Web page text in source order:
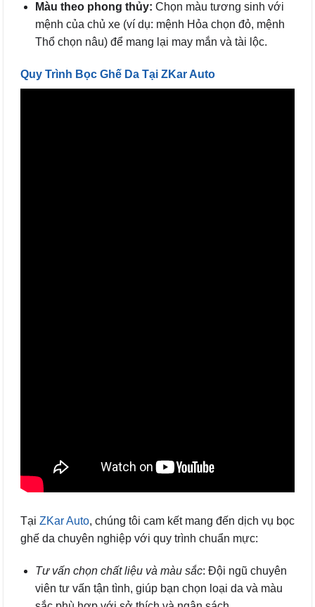
Màu theo phong thủy: Chọn màu tương sinh với
mệnh của chủ xe (ví dụ: mệnh Hỏa chọn đỏ, mệnh
Thổ chọn nâu) để mang lại may mắn và tài lộc.
Quy Trình Bọc Ghế Da Tại ZKar Auto
Tại ZKar Auto, chúng tôi cam kết mang đến dịch vụ bọc
ghế da chuyên nghiệp với quy trình chuẩn mực:
Tư vấn chọn chất liệu và màu sắc: Đội ngũ chuyên
viên tư vấn tận tình, giúp bạn chọn loại da và màu